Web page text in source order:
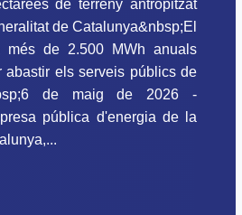
de terreny antropitzat
de Catalunya&nbsp;El
més de 2.500 MWh anuals
abastir els serveis públics de
de maig de 2026 -
pública d'energia de la